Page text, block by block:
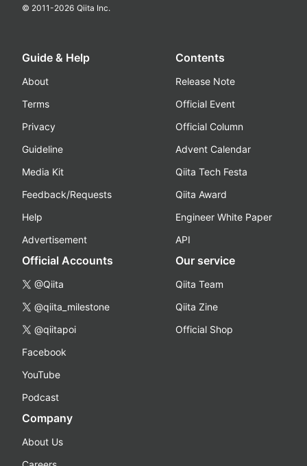
© 2011-2026 Qiita Inc.
Guide & Help
About
Terms
Privacy
Guideline
Media Kit
Feedback/Requests
Help
Advertisement
Contents
Release Note
Official Event
Official Column
Advent Calendar
Qiita Tech Festa
Qiita Award
Engineer White Paper
API
Official Accounts
@Qiita
@qiita_milestone
@qiitapoi
Facebook
YouTube
Podcast
Our service
Qiita Team
Qiita Zine
Official Shop
Company
About Us